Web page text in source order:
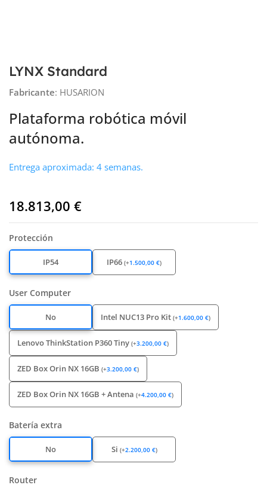
LYNX Standard
Fabricante: HUSARION
Plataforma robótica móvil
autónoma.
Entrega aproximada: 4 semanas.
18.813,00€
Protección
IP54 IP66(+1.500,00€)
User Computer
No Intel NUC13 Pro Kit(+1.600,00€)
Lenovo ThinkStation P360 Tiny(+3.200,00€)
ZED Box Orin NX 16GB(+3.200,00€)
ZED Box Orin NX 16GB + Antena(+4.200,00€)
Batería extra
No Si (+2.200,00 €)
Router